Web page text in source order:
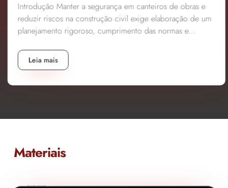
Introdução Manter a segurança em canteiros de obras e
reduzir riscos na construção civil exige elaboração de um
planejamento rigoroso, cumprimento das normas e...
Leia mais
Materiais